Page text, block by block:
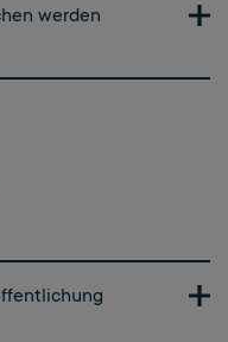
Gespräche.
Vorschläge
ansprechen
werden
Grenzen.